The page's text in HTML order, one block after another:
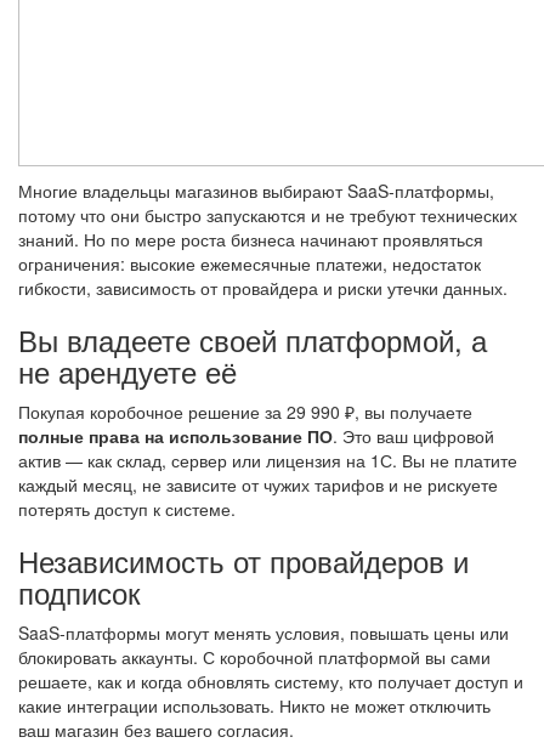
Многие владельцы магазинов выбирают SaaS-платформы,
потому что они быстро запускаются и не требуют технических
знаний. Но по мере роста бизнеса начинают проявляться
ограничения: высокие ежемесячные платежи, недостаток
гибкости, зависимость от провайдера и риски утечки данных.
Вы владеете своей платформой, а
не арендуете её
Покупая коробочное решение за 29 990 ₽, вы получаете
полные права на использование ПО. Это ваш цифровой
актив — как склад, сервер или лицензия на 1С. Вы не платите
каждый месяц, не зависите от чужих тарифов и не рискуете
потерять доступ к системе.
Независимость от провайдеров и
подписок
SaaS-платформы могут менять условия, повышать цены или
блокировать аккаунты. С коробочной платформой вы сами
решаете, как и когда обновлять систему, кто получает доступ и
какие интеграции использовать. Никто не может отключить
ваш магазин без вашего согласия.